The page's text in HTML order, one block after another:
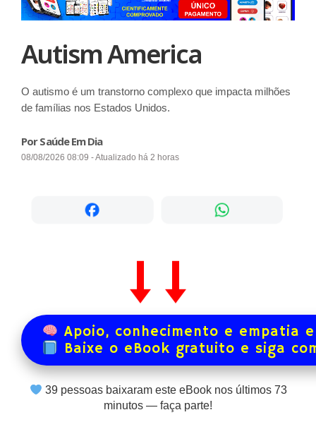
Autism America
O autismo é um transtorno complexo que impacta milhões
de famílias nos Estados Unidos.
Por Saúde Em Dia
08/08/2026 08:09 - Atualizado há 2 horas
Apoio, conhecimento e empatia
Baixe o eBook gratuito e siga
40 pessoas baixaram este eBook nos últimos 73
minutos — faça parte!